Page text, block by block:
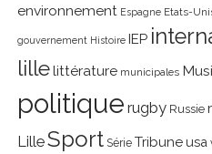
environnement Espagne Etats-
gouvernement Histoire IEP
lillelittérature municipales
politique rugby Russie
LilleSport Série Tribune usa